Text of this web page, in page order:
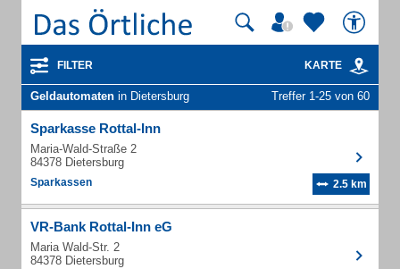
FILTER KARTE
Geldautomaten in Dietersburg Treffer 1-25 von 60
Sparkasse Rottal-Inn
Maria-Wald-Straße 2
84378 Dietersburg
Sparkassen 2.5 km
VR-Bank Rottal-Inn eG
Maria Wald-Str. 2
84378 Dietersburg